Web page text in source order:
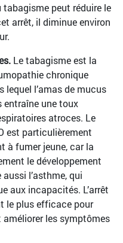
tabagisme peut réduire le
arrêt, il diminue environ
Le tabagisme est la
chronique
lequel l’amas de mucus
entraîne une toux
atroces. Le
est particulièrement
à fumer jeune, car la
le développement
l’asthme, qui
aux incapacités. L’arrêt
le plus efficace pour
améliorer les symptômes